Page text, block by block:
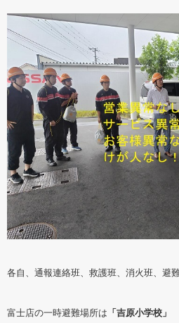
各自、通報連絡班、救護班、消火班、避
富士店の一時避難場所は 「吉原小学校」